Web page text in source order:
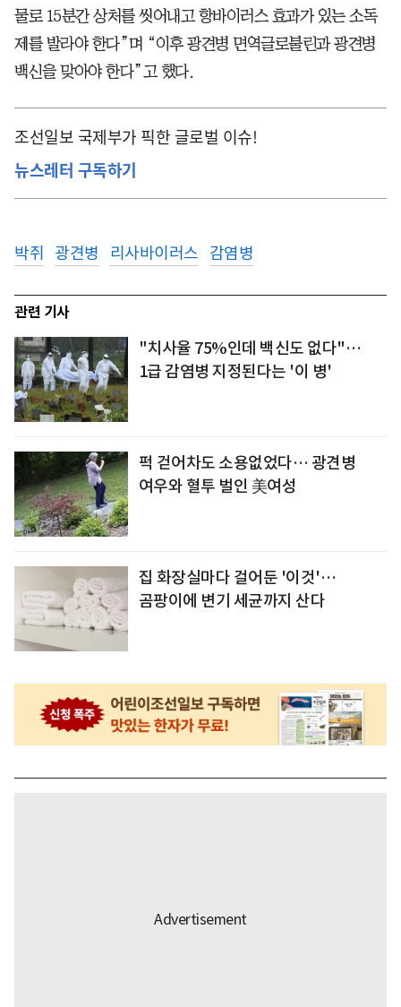
물로 15분간 상처를 씻어내고 항바이러스 효과가 있는 소독
제를 발라야 한다”며 “이후 광견병 면역글로불린과 광견병
백신을 맞아야 한다”고 했다.
조선일보 국제부가 픽한 글로벌 이슈!
뉴스레터 구독하기
박쥐 광견병 리사바이러스 감염병
관련 기사
"치사율 75%인데 백신도 없다"…
1급 감염병 지정된다는 '이 병'
퍽 걷어차도 소용없었다… 광견병
여우와 혈투 벌인 美여성
집 화장실마다 걸어둔 '이것'…
곰팡이에 변기 세균까지 산다